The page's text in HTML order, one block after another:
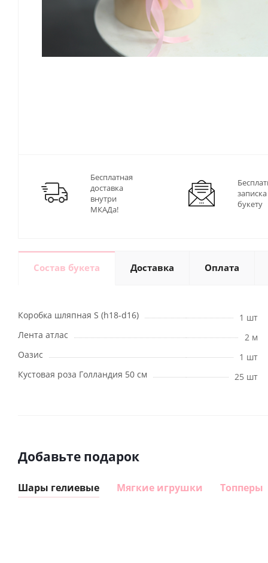
Бесплатная
доставка
внутри
МКАДа!
букету
Состав букета Доставка Оплата
Коробка шляпная S (h18-d16)
1 шт
Лента атлас
2 м
Оазис
1 шт
Кустовая роза Голландия 50 см
25 шт
Добавьте подарок
Шары гелиевые Мягкие игрушки Топперы